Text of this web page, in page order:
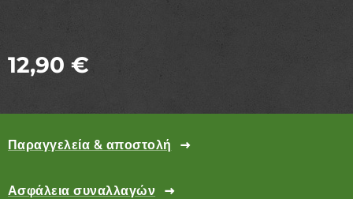
12,90 €
Παραγγελεία & αποστολή
Ασφάλεια συναλλαγών